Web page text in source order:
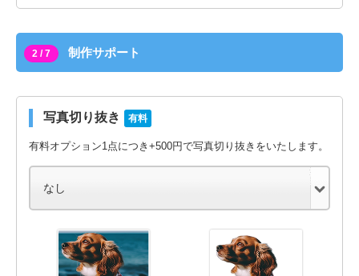
2 / 7 制作サポート
写真切り抜き 有料
有料オプション1点につき+500円で写真切り抜きをいたします。